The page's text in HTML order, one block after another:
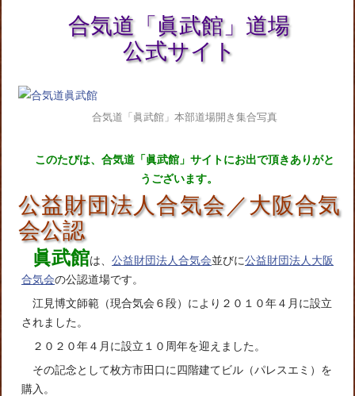
合気道「眞武館」道場
公式サイト
合気道「眞武館」本部道場開き集合写真
このたびは、合気道「眞武館」サイトにお出で頂きありがと
うございます。
公益財団法人合気会／大阪合気
会公認
眞武館は、 公益財団法人合気会並びに公益財団法人大阪
合気会の公認道場です。
江見博文師範（現合気会６段）により２０１０年４月に設立
されました。
２０２０年４月に設立１０周年を迎えました。
その記念として枚方市田口に四階建てビル（パレスエミ）を
購入。